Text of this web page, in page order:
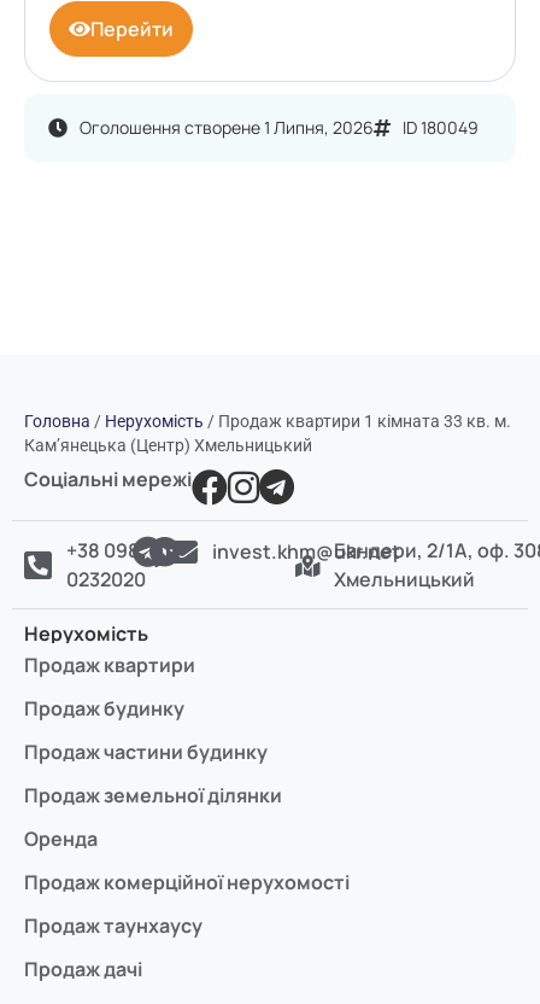
Оголошення створене 1 Липня, 2026 ID 180049
Перейти
Головна / Нерухомість / Продаж квартири 1 кімната 33 кв. м.
Кам’янецька (Центр) Хмельницький
Соціальні мережі
+38 098
0232020
invest.khm@ukr.netБандери, 2/1А, оф.
Хмельницький
Нерухомість
Продаж квартири
Продаж будинку
Продаж частини будинку
Продаж земельної ділянки
Оренда
Продаж комерційної нерухомості
Продаж таунхаусу
Продаж дачі